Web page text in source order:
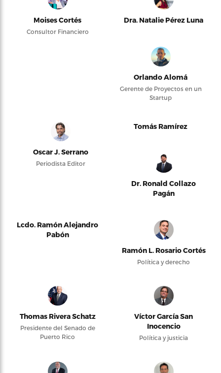
Moises Cortés
Consultor Financiero
Dra. Natalie Pérez Luna
Orlando Alomá
Gerente de Proyectos en un
Startup
Oscar J. Serrano
Periodista Editor
Tomás Ramírez
Dr. Ronald Collazo
Pagán
Lcdo. Ramón Alejandro
Pabón
Ramón L. Rosario Cortés
Política y derecho
Thomas Rivera Schatz
Presidente del Senado de
Puerto Rico
Víctor García San
Inocencio
Política y justicia